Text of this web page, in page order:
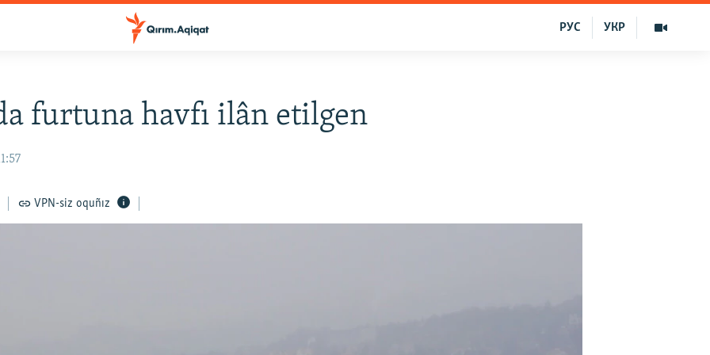
УКР
РУС
furtuna havfı ilân etilgen
VPN-siz oquñız